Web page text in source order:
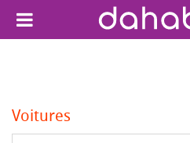
Voitures